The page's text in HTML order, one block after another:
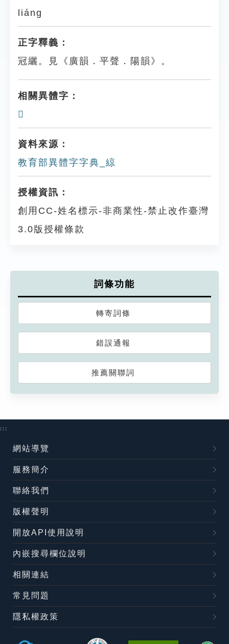
liáng
正字釋義：
冠纚。見《廣韻．平聲．陽韻》。
相關異體字：
𦂠
資料來源：
教育部異體字字典_綡
授權資訊：
創用CC-姓名標示-非商業性-禁止改作臺灣
3.0版授權條款
詞條功能
轉寄詞條
錯誤通報
推薦關聯詞
:::
網站導覽
服務簡介
聯絡我們
版權聲明
開放API使用說明
內嵌搜尋欄位說明
相關連結
常見問題
隱私權政策